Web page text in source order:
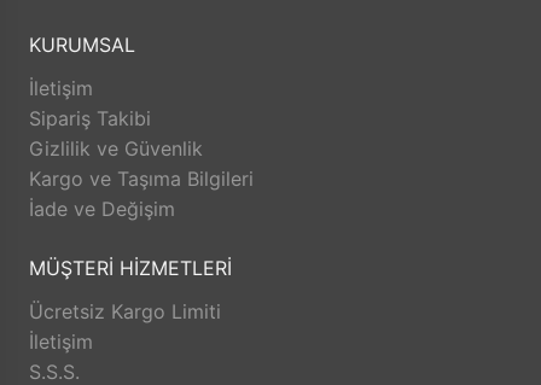
prensibinden taviz vermemiş ve
vermeyecektir.
Dünya genelini etkileyen pandemi (covit 19)
sürecinde ise sürdürülebilir ekonomi, istikrarlı
faaliyet esasında daha çok hizmet ve "mutlu
müşteri, mutlu işyeri" felsefesi ile internet
online satış modülü ile hizmetinizdedir.
Şuan online satış sisteminde kısmen hizmet
vermeye devam ederken; geliştirmekte
olduğu daha geniş konseptleri ürünleri
KURUMSAL
İletişim
Sipariş Takibi
Gizlilik ve Güvenlik
Kargo ve Taşıma Bilgileri
İade ve Değişim
MÜŞTERİ HİZMETLERİ
Ücretsiz Kargo Limiti
İletişim
S.S.S.